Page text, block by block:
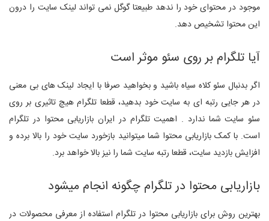
موجود در محتوای خود را ندهد طبیعتا گوگل نمی تواند لینک سایت را درون
این محتوا تشخیص دهد.
آیا تلگرام بر روی سئو موثر است
اگر بدنبال سئو کلاه سیاه باشید و بخواهید صرفا با ایجاد لینک های بی معنی
در هر جایی رتبه ای به سایت خود بدهید، قطعا تلگرام هیچ تاثیری بر روی
سئو سایت شما ندارد . اهمیت تلگرام در ایران بازاریابی محتوا در تلگرام
است. با کمک بازاریابی محتوا شما میتوانید بازخورد سایت خود را بالا برده و
افزایش بازدید سایت، قطعا رتبه سایت شما را نیز بالا خواهد برد.
بازاریابی محتوا در تلگرام چگونه انجام میشود
بهترین روش برای بازاریابی محتوا در تلگرام استفاده از معرفی محصولات در